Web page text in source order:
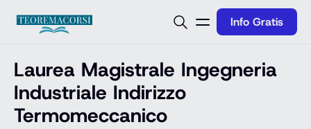
Info Gratis
Laurea Magistrale Ingegneria
Industriale Indirizzo
Termomeccanico